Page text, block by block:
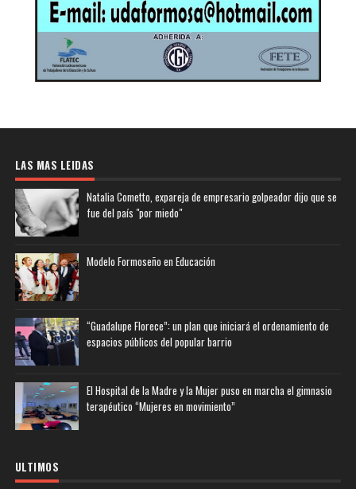
LAS MAS LEIDAS
Natalia Cometto, expareja de empresario golpeador dijo que se
fue del país "por miedo"
Modelo Formoseño en Educación
“Guadalupe Florece”: un plan que iniciará el ordenamiento de
espacios públicos del popular barrio
El Hospital de la Madre y la Mujer puso en marcha el gimnasio
terapéutico “Mujeres en movimiento”
ULTIMOS